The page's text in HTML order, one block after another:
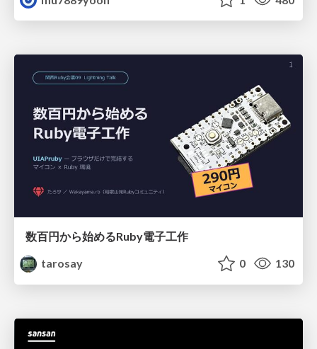
数百円から始めるRuby電子工作
tarosay
0 130